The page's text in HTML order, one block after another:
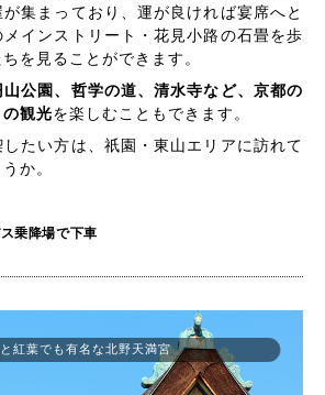
集まっており、運が良ければ宴席へと
インストリート・花見小路の石畳を歩
を見ることができます。
山公園、哲学の道、清水寺など、京都の
観光を楽しむこともできます。
たい方は、祇園・東山エリアに訪れて
か。
乗降場で下車
紅葉でも有名な北野天満宮